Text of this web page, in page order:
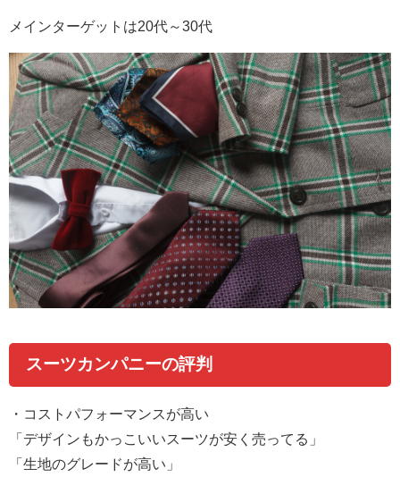
メインターゲットは20代～30代
スーツカンパニーの評判
・コストパフォーマンスが高い
「デザインもかっこいいスーツが安く売ってる」
「生地のグレードが高い」